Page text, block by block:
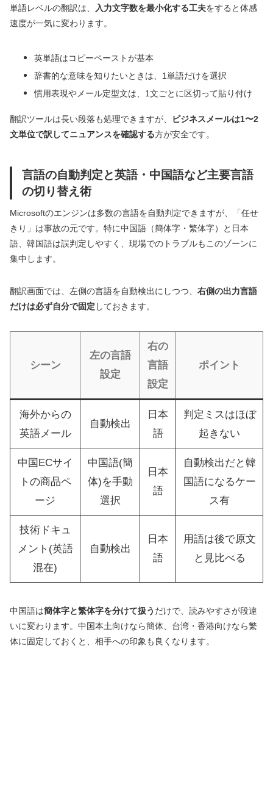
単語レベルの翻訳は、 入力文字数を最小化する工夫をすると体感
速度が一気に変わります。
英単語はコピーペーストが基本
辞書的な意味を知りたいときは、1単語だけを選択
慣用表現やメール定型文は、1文ごとに区切って貼り付け
翻訳ツールは長い段落も処理できますが、
ビジネスメールは1〜2
文単位で訳してニュアンスを確認する方が安全です。
言語の自動判定と英語・中国語など主要言語
の切り替え術
Microsoftのエンジンは多数の言語を自動判定できますが、「任せ
きり」は事故の元です。特に中国語（簡体字・繁体字）と日本
語、韓国語は誤判定しやすく、現場でのトラブルもこのゾーンに
集中します。
翻訳画面では、左側の言語を自動検出にしつつ、 右側の出力言語
だけは必ず自分で固定 しておきます。
シーン
左の言語
設定
右の
言語
設定
ポイント
海外からの
英語メール
自動検出
日本
語
判定ミスはほぼ
起きない
中国ECサイ
トの商品ペ
ージ
中国語(簡
体)を手動
選択
日本
語
自動検出だと韓
国語になるケー
ス有
技術ドキュ
メント(英語
混在)
自動検出
日本
語
用語は後で原文
と見比べる
中国語は簡体字と繁体字を分けて扱う だけで、読みやすさが段違
いに変わります。中国本土向けなら簡体、台湾・香港向けなら繁
体に固定しておくと、相手への印象も良くなります。